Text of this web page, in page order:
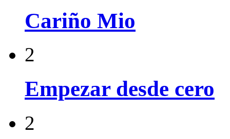
Cariño Mio
2
Empezar desde cero
2